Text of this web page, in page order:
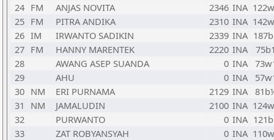
24 FM ANJAS NOVITA 2346 INA
25 FM PITRA ANDIKA 2310 INA
26 IM IRWANTO SADIKIN 2339 INA
27 FM HANNY MARENTEK 2220 INA
28
AWANG ASEP SUANDA 0 INA
29
AHU 0 INA
30 NM ERI PURNAMA 2129 INA
31
NM JAMALUDIN 2100 INA
32
PURWANTO 0 INA
33
ZAT ROBYANSYAH 0 INA